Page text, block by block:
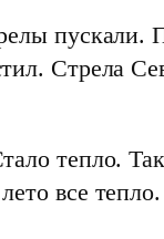
пускали.
Стрела
тепло.
все